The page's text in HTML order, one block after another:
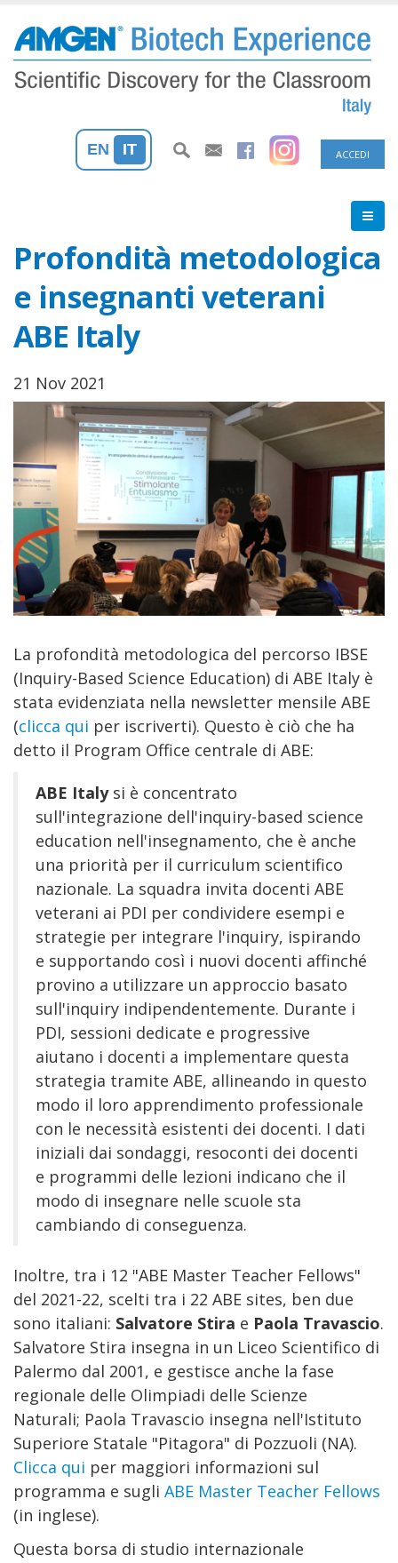
contenuto
principale
EN IT
Menu
profilo
utente
ACCEDI
Profondità metodologica
e insegnanti veterani
ABE Italy
21 Nov 2021
La profondità metodologica del percorso IBSE
(Inquiry-Based Science Education) di ABE Italy è
stata evidenziata nella newsletter mensile ABE
(clicca qui per iscriverti). Questo è ciò che ha
detto il Program Office centrale di ABE:
ABE Italysi è concentrato
sull'integrazione dell'inquiry-based science
education nell'insegnamento, che è anche
una priorità per il curriculum scientifico
nazionale. La squadra invita docenti ABE
veterani ai PDI per condividere esempi e
strategie per integrare l'inquiry, ispirando
e supportando così i nuovi docenti affinché
provino a utilizzare un approccio basato
sull'inquiry indipendentemente. Durante i
PDI, sessioni dedicate e progressive
aiutano i docenti a implementare questa
strategia tramite ABE, allineando in questo
modo il loro apprendimento professionale
con le necessità esistenti dei docenti. I dati
iniziali dai sondaggi, resoconti dei docenti
e programmi delle lezioni indicano che il
modo di insegnare nelle scuole sta
cambiando di conseguenza.
Inoltre, tra i 12 "ABE Master Teacher Fellows"
del 2021-22, scelti tra i 22 ABE sites, ben due
sono italiani: Salvatore Stira e Paola Travascio.
Salvatore Stira insegna in un Liceo Scientifico di
Palermo dal 2001, e gestisce anche la fase
regionale delle Olimpiadi delle Scienze
Naturali; Paola Travascio insegna nell'Istituto
Superiore Statale "Pitagora" di Pozzuoli (NA).
Clicca qui per maggiori informazioni sul
programma e sugli ABE Master Teacher Fellows
(in inglese).
Questa borsa di studio internazionale